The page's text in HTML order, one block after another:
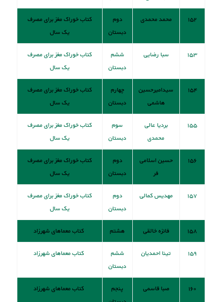
۱۵۲ محمد محمدی
دوم
دبستان
کتاب خوراک مغز برای مصرف
یک سال
۱۵۳ سبا رضایی
ششم
دبستان
کتاب خوراک مغز برای مصرف
یک سال
۱۵۴
سیدامیرحسین
هاشمی
چهارم
دبستان
کتاب خوراک مغز برای مصرف
یک سال
۱۵۵
بردیا عالی
محمدی
سوم
دبستان
کتاب خوراک مغز برای مصرف
یک سال
۱۵۶
حسین اسلامی
فر
دوم
دبستان
کتاب خوراک مغز برای مصرف
یک سال
۱۵۷ مهدیس کمالی
دوم
دبستان
کتاب خوراک مغز برای مصرف
یک سال
۱۵۸ فائزه خالقی هشتم کتاب معماهای شهرزاد
۱۵۹ تینا احمدیان
ششم
دبستان
کتاب معماهای شهرزاد
۱۶۰ صبا قاسمی
پنجم
کتاب معماهای شهرزاد